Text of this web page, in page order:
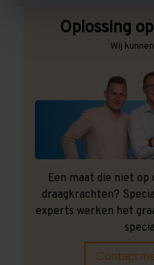
Oplossing
Wij
Een maat die niet
draagkrachten?
experts werken het
Contact